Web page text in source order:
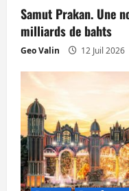
Samut Prakan. Une
milliards de bahts
Geo Valin 12 Juil 2026